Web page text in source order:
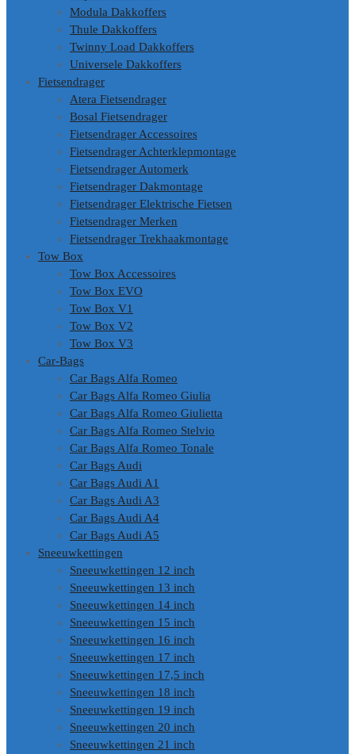
Modula Dakkoffers
Thule Dakkoffers
Twinny Load Dakkoffers
Universele Dakkoffers
Fietsendrager
Atera Fietsendrager
Bosal Fietsendrager
Fietsendrager Accessoires
Fietsendrager Achterklepmontage
Fietsendrager Automerk
Fietsendrager Dakmontage
Fietsendrager Elektrische Fietsen
Fietsendrager Merken
Fietsendrager Trekhaakmontage
Tow Box
Tow Box Accessoires
Tow Box EVO
Tow Box V1
Tow Box V2
Tow Box V3
Car-Bags
Car Bags Alfa Romeo
Car Bags Alfa Romeo Giulia
Car Bags Alfa Romeo Giulietta
Car Bags Alfa Romeo Stelvio
Car Bags Alfa Romeo Tonale
Car Bags Audi
Car Bags Audi A1
Car Bags Audi A3
Car Bags Audi A4
Car Bags Audi A5
Sneeuwkettingen
Sneeuwkettingen 12 inch
Sneeuwkettingen 13 inch
Sneeuwkettingen 14 inch
Sneeuwkettingen 15 inch
Sneeuwkettingen 16 inch
Sneeuwkettingen 17 inch
Sneeuwkettingen 17,5 inch
Sneeuwkettingen 18 inch
Sneeuwkettingen 19 inch
Sneeuwkettingen 20 inch
Sneeuwkettingen 21 inch